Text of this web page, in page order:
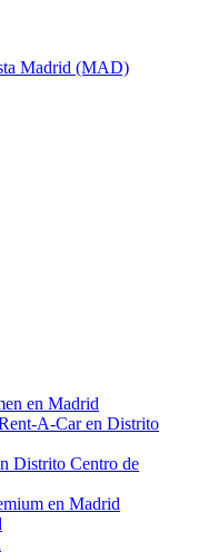
Madrid (MAD)
en Madrid
A-Car en Distrito
Distrito Centro de
en Madrid